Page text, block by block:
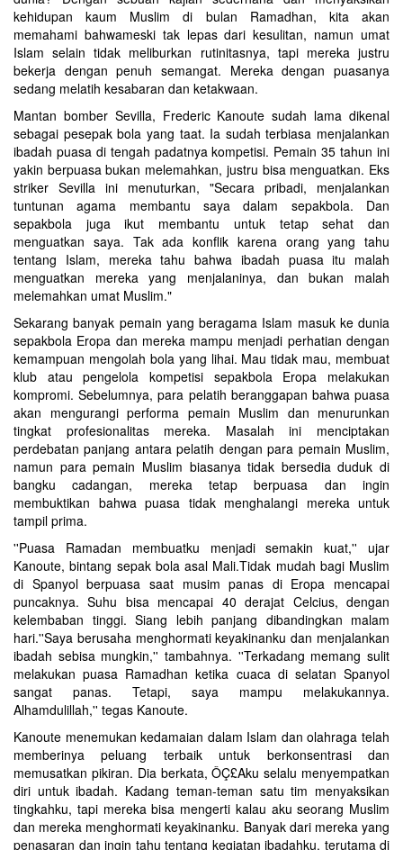
kehidupan kaum Muslim di bulan Ramadhan, kita akan
memahami bahwameski tak lepas dari kesulitan, namun umat
Islam selain tidak meliburkan rutinitasnya, tapi mereka justru
bekerja dengan penuh semangat. Mereka dengan puasanya
sedang melatih kesabaran dan ketakwaan.
Mantan bomber Sevilla, Frederic Kanoute sudah lama dikenal
sebagai pesepak bola yang taat. Ia sudah terbiasa menjalankan
ibadah puasa di tengah padatnya kompetisi. Pemain 35 tahun ini
yakin berpuasa bukan melemahkan, justru bisa menguatkan. Eks
striker Sevilla ini menuturkan, "Secara pribadi, menjalankan
tuntunan agama membantu saya dalam sepakbola. Dan
sepakbola juga ikut membantu untuk tetap sehat dan
menguatkan saya. Tak ada konflik karena orang yang tahu
tentang Islam, mereka tahu bahwa ibadah puasa itu malah
menguatkan mereka yang menjalaninya, dan bukan malah
melemahkan umat Muslim."
Sekarang banyak pemain yang beragama Islam masuk ke dunia
sepakbola Eropa dan mereka mampu menjadi perhatian dengan
kemampuan mengolah bola yang lihai. Mau tidak mau, membuat
klub atau pengelola kompetisi sepakbola Eropa melakukan
kompromi. Sebelumnya, para pelatih beranggapan bahwa puasa
akan mengurangi performa pemain Muslim dan menurunkan
tingkat profesionalitas mereka. Masalah ini menciptakan
perdebatan panjang antara pelatih dengan para pemain Muslim,
namun para pemain Muslim biasanya tidak bersedia duduk di
bangku cadangan, mereka tetap berpuasa dan ingin
membuktikan bahwa puasa tidak menghalangi mereka untuk
tampil prima.
''Puasa Ramadan membuatku menjadi semakin kuat,'' ujar
Kanoute, bintang sepak bola asal Mali.Tidak mudah bagi Muslim
di Spanyol berpuasa saat musim panas di Eropa mencapai
puncaknya. Suhu bisa mencapai 40 derajat Celcius, dengan
kelembaban tinggi. Siang lebih panjang dibandingkan malam
hari.''Saya berusaha menghormati keyakinanku dan menjalankan
ibadah sebisa mungkin,'' tambahnya. ''Terkadang memang sulit
melakukan puasa Ramadhan ketika cuaca di selatan Spanyol
sangat panas. Tetapi, saya mampu melakukannya.
Alhamdulillah,'' tegas Kanoute.
Kanoute menemukan kedamaian dalam Islam dan olahraga telah
memberinya peluang terbaik untuk berkonsentrasi dan
memusatkan pikiran. Dia berkata, ÔÇ£Aku selalu menyempatkan
diri untuk ibadah. Kadang teman-teman satu tim menyaksikan
tingkahku, tapi mereka bisa mengerti kalau aku seorang Muslim
dan mereka menghormati keyakinanku. Banyak dari mereka yang
penasaran dan ingin tahu tentang kegiatan ibadahku, terutama di